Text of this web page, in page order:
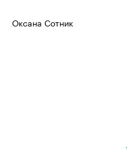
Оксана Сотник